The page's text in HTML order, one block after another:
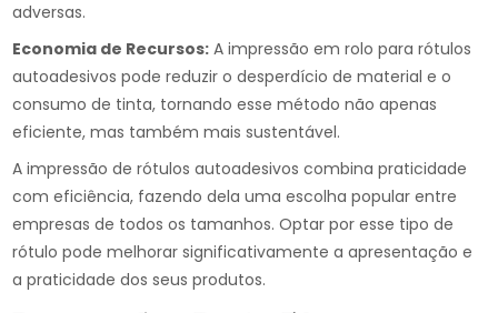
adversas.
Economia de Recursos: A impressão em rolo para rótulos
autoadesivos pode reduzir o desperdício de material e o
consumo de tinta, tornando esse método não apenas
eficiente, mas também mais sustentável.
A impressão de rótulos autoadesivos combina praticidade
com eficiência, fazendo dela uma escolha popular entre
empresas de todos os tamanhos. Optar por esse tipo de
rótulo pode melhorar significativamente a apresentação e
a praticidade dos seus produtos.